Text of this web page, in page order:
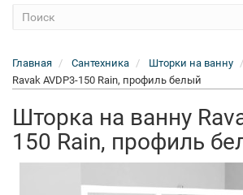
Главная Сантехника Шторки на ванну
Ravak AVDP3-150 Rain, профиль белый
Шторка на ванну
150 Rain, профиль